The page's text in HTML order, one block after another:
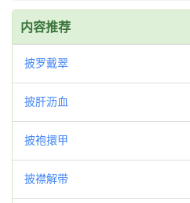
内容推荐
披罗戴翠
披肝沥血
披袍擐甲
披襟解带